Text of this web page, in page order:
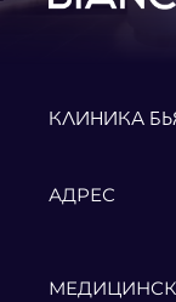
КЛИНИКА
АДРЕС